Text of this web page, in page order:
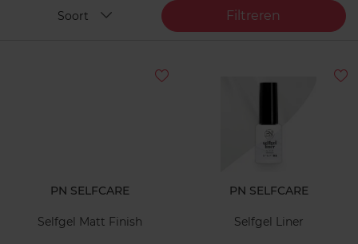
Filtreren
Soort
PN SELFCARE
Selfgel Matt Finish
PN SELFCARE
Selfgel Liner